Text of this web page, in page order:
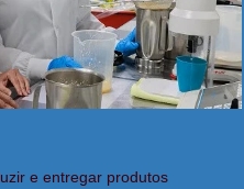
e entregar produtos